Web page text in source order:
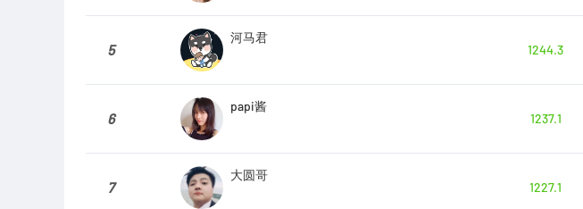
5
河马君
1244.3
6
papi酱
1237.1
7
大圆哥
1227.1